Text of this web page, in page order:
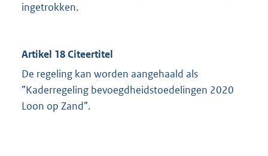
ingetrokken.
Artikel 18 Citeertitel
De regeling kan worden aangehaald als
”Kaderregeling bevoegdheidstoedelingen 2020
Loon op Zand”.